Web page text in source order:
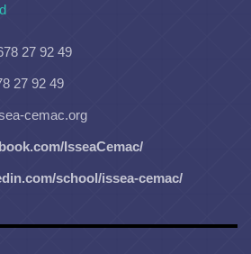
27 92 49
27 92 49
cemac.org
IsseaCemac/
school/issea-cemac/